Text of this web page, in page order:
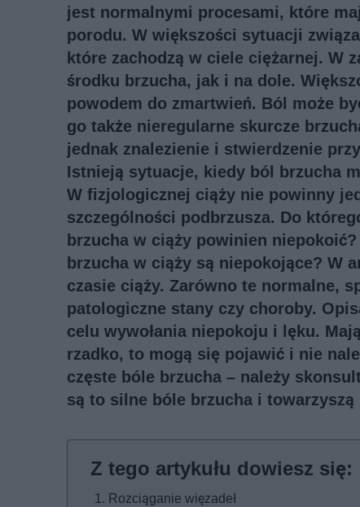
jest normalnymi procesami, które
porodu. W większości sytuacji
które zachodzą w ciele ciężarnej. W
środku brzucha, jak i na dole.
powodem do zmartwień. Ból może
go także nieregularne skurcze
jednak znalezienie i stwierdzenie
Istnieją sytuacje, kiedy ból brzucha
W fizjologicznej ciąży nie powinny
szczególności podbrzusza. Do
brzucha w ciąży powinien
brzucha w ciąży są niepokojące? W
czasie ciąży. Zarówno te normalne,
patologiczne stany czy choroby.
celu wywołania niepokoju i lęku.
rzadko, to mogą się pojawić i nie
częste bóle brzucha – należy
są to silne bóle brzucha i
Rozciąganie więzadeł